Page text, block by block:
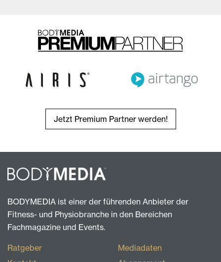
Jetzt Premium Partner werden!
BODYMEDIA ist einer der führenden Anbieter der
Fitness- und Physiobranche in den Bereichen
Fachmagazine und Events.
Ratgeber
Mediadaten